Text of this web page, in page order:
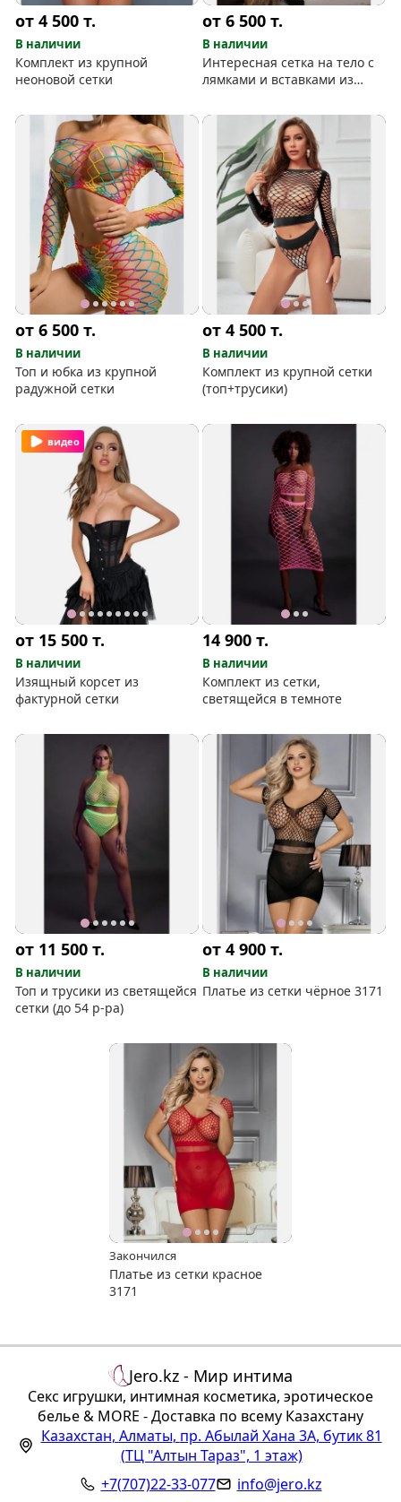
от 4 500т.
В наличии
Комплект из крупной
неоновой сетки
от 6 500т.
В наличии
Интересная сетка на тело с
лямками и вставками из
от 6 500т.
В наличии
Топ и юбка из крупной
радужной сетки
от 4 500т.
В наличии
Комплект из крупной сетки
(топ+трусики)
видео
от 15 500т.
В наличии
Изящный корсет из
фактурной сетки
14 900т.
В наличии
Комплект из сетки,
светящейся в темноте
от 11 500т.
В наличии
Топ и трусики из светящейся
сетки (до 54 р-ра)
от 4 900т.
В наличии
Платье из сетки чёрное 3171
Закончился
Платье из сетки красное
3171
Jero.kz - Мир интима
Секс игрушки, интимная косметика, эротическое
белье & MORE - Доставка по всему Казахстану
Казахстан, Алматы, пр. Абылай Хана 3А, бутик 81
(ТЦ "Алтын Тараз", 1 этаж)
+7(707)22-33-077
info@jero.kz